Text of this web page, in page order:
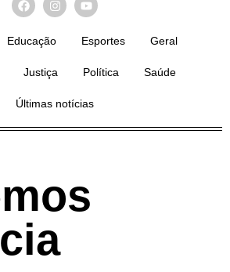
Educação Esportes Geral
Justiça Política Saúde
Últimas notícias